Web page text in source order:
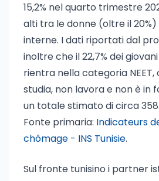
15,2% nel quarto trimestre
alti tra le donne (oltre il
interne. I dati riportati dal
inoltre che il 22,7% dei
rientra nella categoria NEET,
studia, non lavora e non è in
un totale stimato di circa
Fonte primaria: Indicateurs
chômage - INS Tunisie.
Sul fronte tunisino i partner